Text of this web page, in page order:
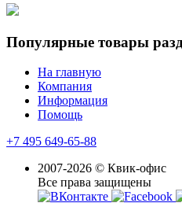
Популярные товары
На главную
Компания
Информация
Помощь
+7 495 649-65-88
2007-2026 © Квик-офис
Все права защищены